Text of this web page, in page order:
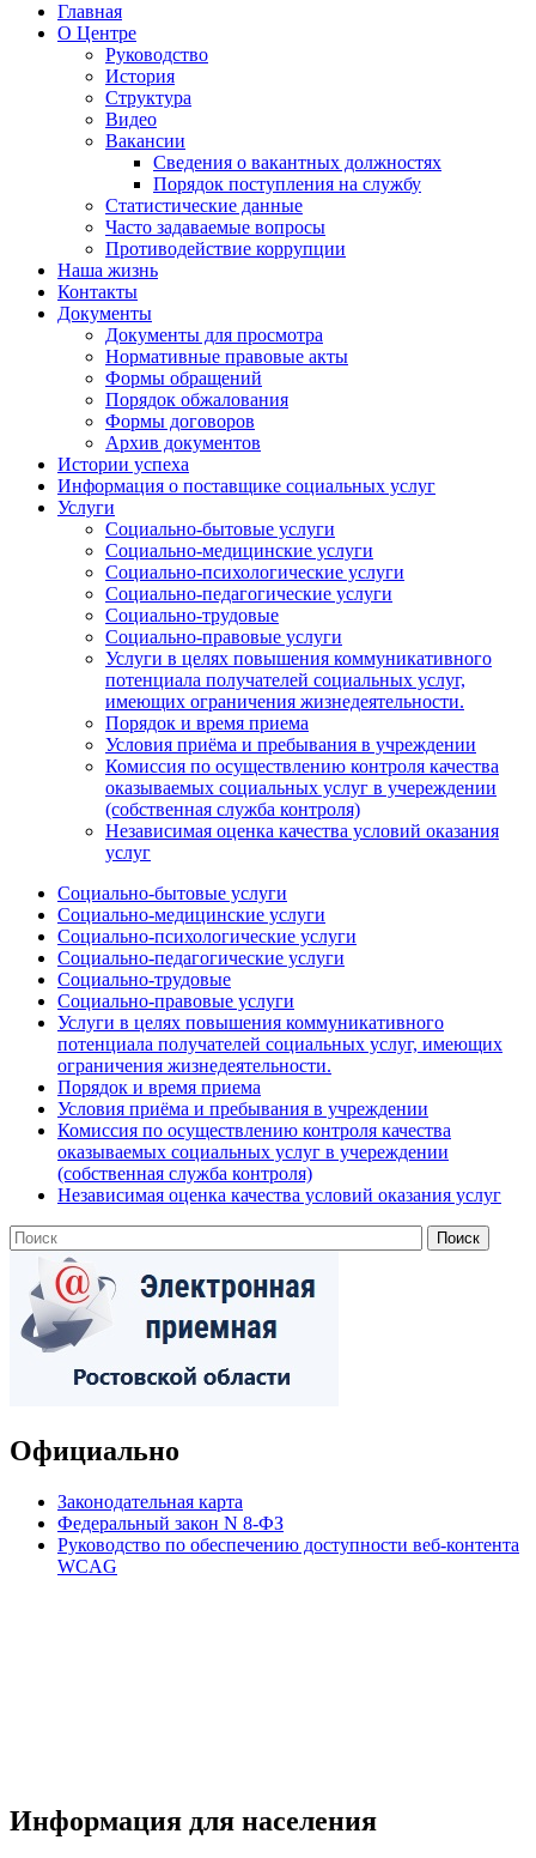
Главная
О Центре
Руководство
История
Структура
Видео
Вакансии
Сведения о вакантных должностях
Порядок поступления на службу
Статистические данные
Часто задаваемые вопросы
Противодействие коррупции
Наша жизнь
Контакты
Документы
Документы для просмотра
Нормативные правовые акты
Формы обращений
Порядок обжалования
Формы договоров
Архив документов
Истории успеха
Информация о поставщике социальных услуг
Услуги
Социально-бытовые услуги
Социально-медицинские услуги
Социально-психологические услуги
Социально-педагогические услуги
Социально-трудовые
Социально-правовые услуги
Услуги в целях повышения коммуникативного
потенциала получателей социальных услуг,
имеющих ограничения жизнедеятельности.
Порядок и время приема
Условия приёма и пребывания в учреждении
Комиссия по осуществлению контроля качества
оказываемых социальных услуг в учереждении
(собственная служба контроля)
Независимая оценка качества условий оказания
услуг
Социально-бытовые услуги
Социально-медицинские услуги
Социально-психологические услуги
Социально-педагогические услуги
Социально-трудовые
Социально-правовые услуги
Услуги в целях повышения коммуникативного
потенциала получателей социальных услуг, имеющих
ограничения жизнедеятельности.
Порядок и время приема
Условия приёма и пребывания в учреждении
Комиссия по осуществлению контроля качества
оказываемых социальных услуг в учереждении
(собственная служба контроля)
Независимая оценка качества условий оказания услуг
Официально
Законодательная карта
Федеральный закон N 8-ФЗ
Руководство по обеспечению доступности веб-контента
WCAG
Информация для населения